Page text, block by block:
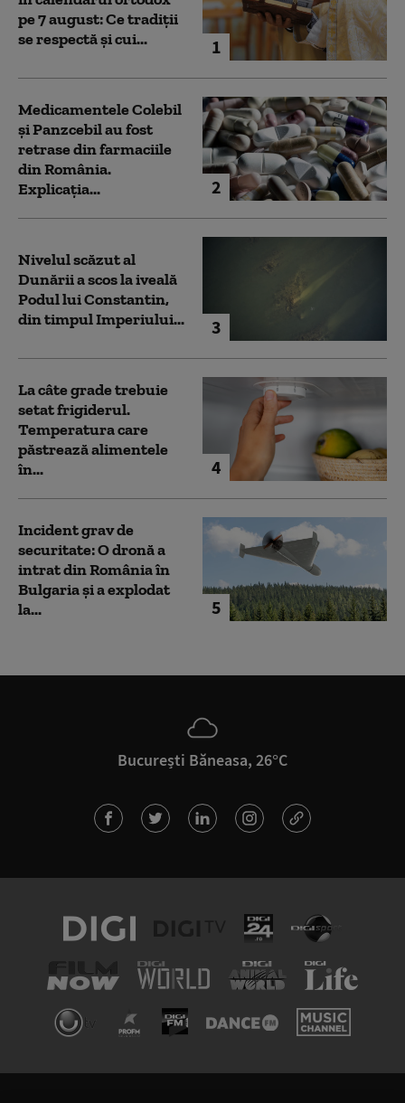
1
pe 7 august: Ce tradiții
se respectă și cui...
2
Medicamentele Colebil
și Panzcebil au fost
retrase din farmaciile
din România.
Explicația...
3
Nivelul scăzut al
Dunării a scos la iveală
Podul lui Constantin,
din timpul Imperiului...
4
La câte grade trebuie
setat frigiderul.
Temperatura care
păstrează alimentele
în...
5
Incident grav de
securitate: O dronă a
intrat din România în
Bulgaria şi a explodat
la...
București Băneasa, 26°C